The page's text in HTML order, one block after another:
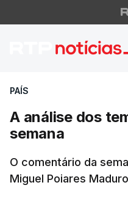
A análise
PAÍS
A análise dos
semana
O comentário da
Miguel Poiares